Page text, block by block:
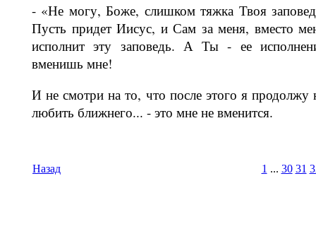
- «Не могу, Боже, слишком тяжка Твоя
Пусть придет Иисус, и Сам за меня, вместо
исполнит эту запо­ведь. А Ты - ее
вменишь мне!
И не смотри на то, что после этого я продолжу
любить ближнего... - это мне не вменится.
Назад 1 ... 30 31